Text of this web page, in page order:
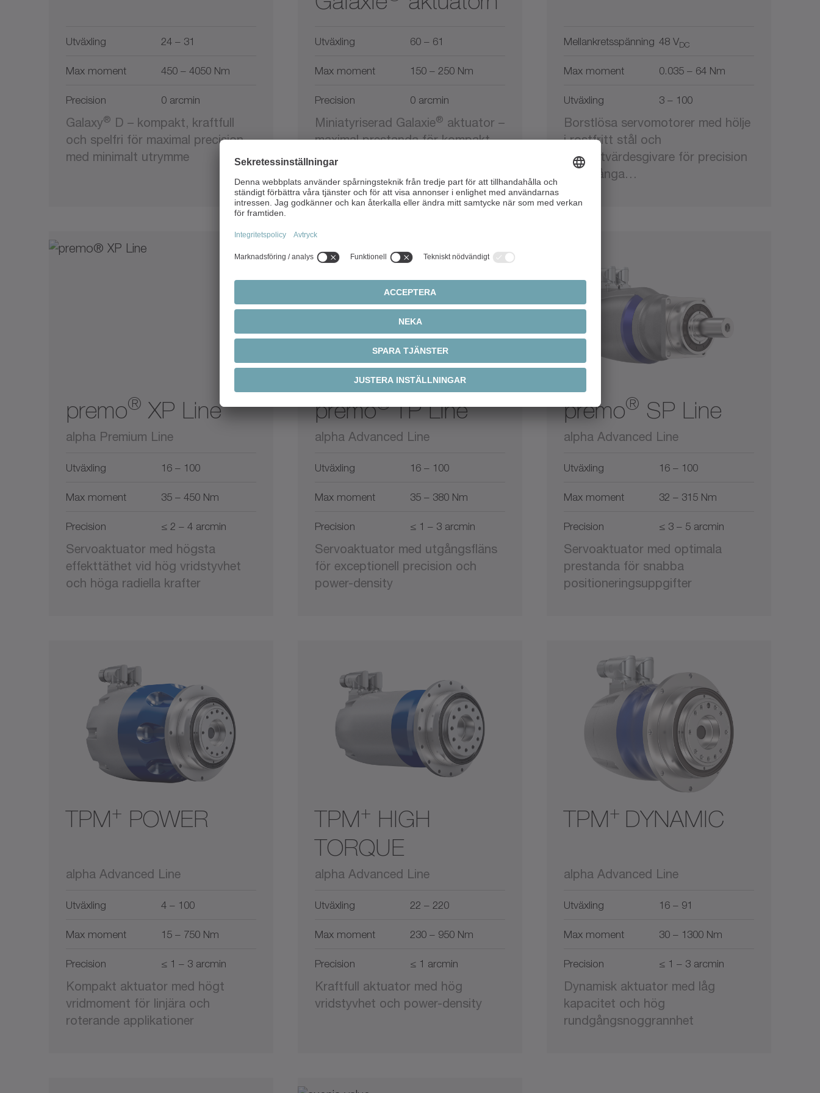
Utväxling 24 – 31
Max moment 450 – 4050 Nm
Precision 0 arcmin
Galaxy® D – kompakt, kraftfull
och spelfri för maximal precision
med minimalt utrymme
Utväxling 60 – 61
Max moment 150 – 250 Nm
Precision 0 arcmin
Miniatyriserad Galaxie® aktuator –
maximal prestanda för kompakt
robotteknik och automation
Mellankretsspänning 48 VDC
Max moment 0.035 – 64 Nm
Utväxling 3 – 100
Borstlösa servomotorer med hölje
i rostfritt stål och
absolutvärdesgivare för precision
och trånga…
premo® XP Line
alpha Premium Line
Utväxling 16 – 100
Max moment 35 – 450 Nm
Precision ≤ 2 – 4 arcmin
Servoaktuator med högsta
effekttäthet vid hög vridstyvhet
och höga radiella krafter
premo®TP Line
alpha Advanced Line
Utväxling 16 – 100
Max moment 35 – 380 Nm
Precision ≤ 1 – 3 arcmin
Servoaktuator med utgångsfläns
för exceptionell precision och
power-density
premo® SP Line
alpha Advanced Line
Utväxling 16 – 100
Max moment 32 – 315 Nm
Precision ≤ 3 – 5 arcmin
Servoaktuator med optimala
prestanda för snabba
positioneringsuppgifter
TPM+ POWER
alpha Advanced Line
Utväxling 4 – 100
Max moment 15 – 750 Nm
Precision ≤ 1 – 3 arcmin
Kompakt aktuator med högt
vridmoment för linjära och
roterande applikationer
TPM+ HIGH
TORQUE
alpha Advanced Line
Utväxling 22 – 220
Max moment 230 – 950 Nm
Precision ≤ 1 arcmin
Kraftfull aktuator med hög
vridstyvhet och power-density
TPM+ DYNAMIC
alpha Advanced Line
Utväxling 16 – 91
Max moment 30 – 1300 Nm
Precision ≤ 1 – 3 arcmin
Dynamisk aktuator med låg
kapacitet och hög
rundgångsnoggrannhet